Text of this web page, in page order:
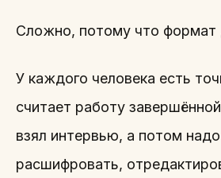
Сложно, потому что формат
У каждого человека есть
считает работу
взял интервью, а потом надо
расшифровать,